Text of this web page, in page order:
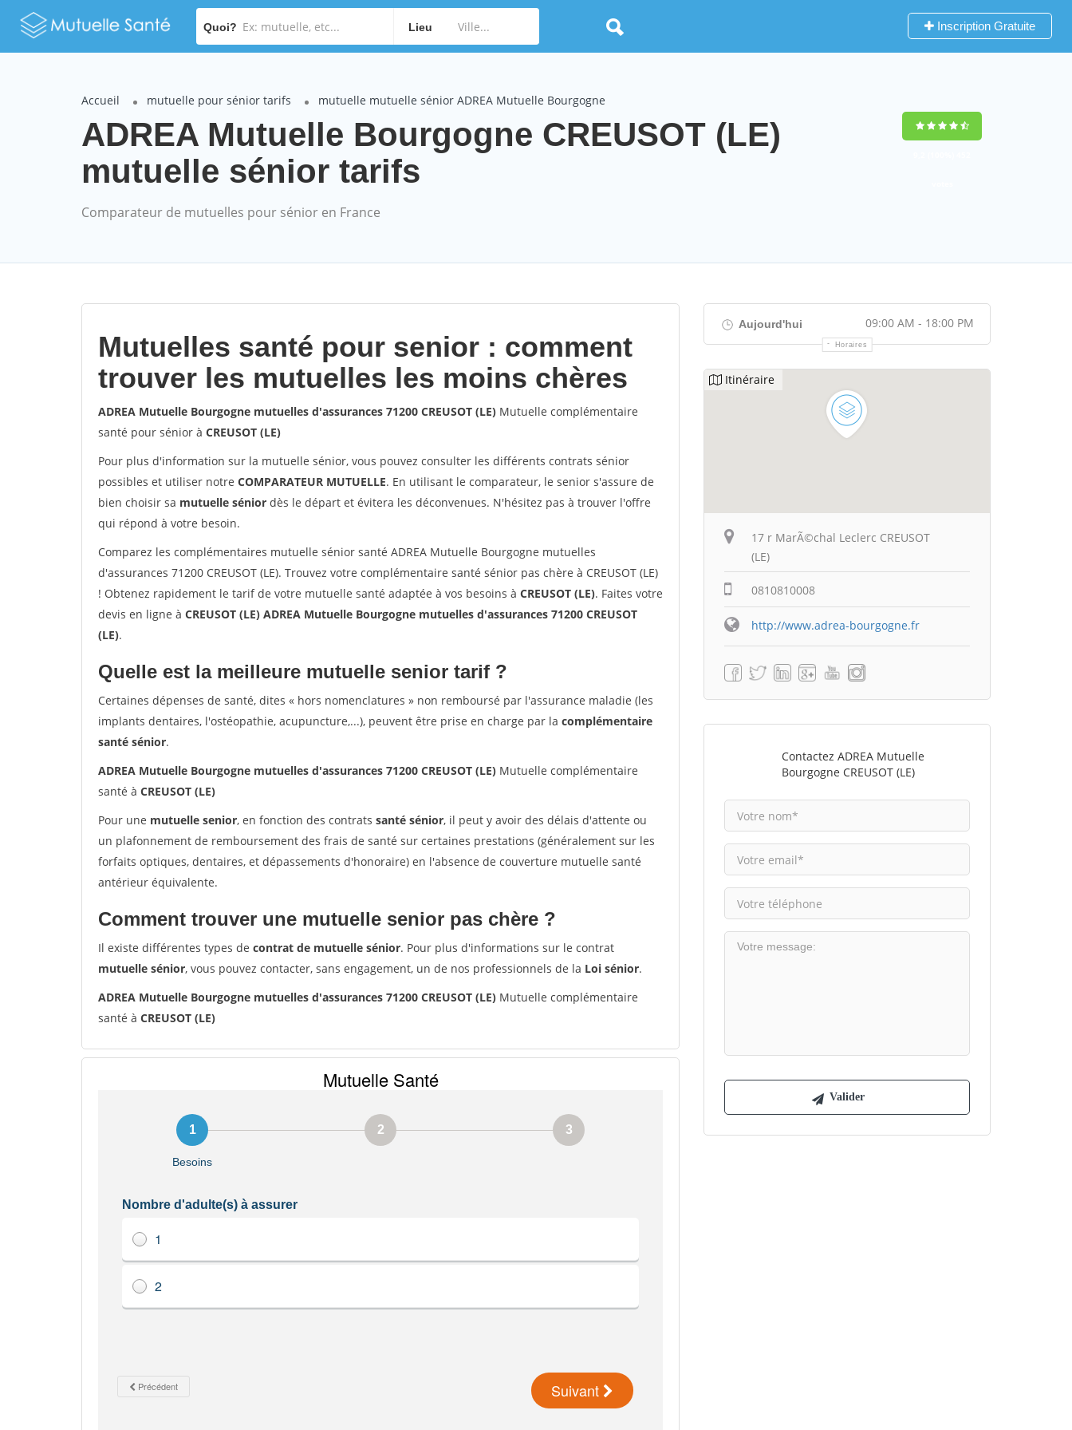
Quoi? Lieu Inscription Gratuite
Accueil mutuelle pour sénior tarifs mutuelle mutuelle sénior ADREA Mutuelle Bourgogne
ADREA Mutuelle Bourgogne CREUSOT (LE)
mutuelle sénior tarifs
Comparateur de mutuelles pour sénior en France
Mutuelles santé pour senior : comment
trouver les mutuelles les moins chères
ADREA Mutuelle Bourgogne mutuelles d'assurances 71200 CREUSOT (LE) Mutuelle complémentaire
santé pour sénior à CREUSOT (LE)
Pour plus d'information sur la mutuelle sénior, vous pouvez consulter les différents contrats sénior
possibles et utiliser notre COMPARATEUR MUTUELLE. En utilisant le comparateur, le senior s'assure de
bien choisir sa mutuelle sénior dès le départ et évitera les déconvenues. N'hésitez pas à trouver l'offre
qui répond à votre besoin.
Comparez les complémentaires mutuelle sénior santé ADREA Mutuelle Bourgogne mutuelles
d'assurances 71200 CREUSOT (LE). Trouvez votre complémentaire santé sénior pas chère à CREUSOT (LE)
! Obtenez rapidement le tarif de votre mutuelle santé adaptée à vos besoins à CREUSOT (LE). Faites votre
devis en ligne à CREUSOT (LE) ADREA Mutuelle Bourgogne mutuelles d'assurances 71200 CREUSOT
(LE).
Quelle est la meilleure mutuelle senior tarif ?
Certaines dépenses de santé, dites « hors nomenclatures » non remboursé par l'assurance maladie (les
implants dentaires, l'ostéopathie, acupuncture,...), peuvent être prise en charge par la complémentaire
santé sénior.
ADREA Mutuelle Bourgogne mutuelles d'assurances 71200 CREUSOT (LE) Mutuelle complémentaire
santé à CREUSOT (LE)
Pour une mutuelle senior, en fonction des contrats santé sénior, il peut y avoir des délais d'attente ou
un plafonnement de remboursement des frais de santé sur certaines prestations (généralement sur les
forfaits optiques, dentaires, et dépassements d'honoraire) en l'absence de couverture mutuelle santé
antérieur équivalente.
Comment trouver une mutuelle senior pas chère ?
Il existe différentes types de contrat de mutuelle sénior. Pour plus d'informations sur le contrat
mutuelle sénior, vous pouvez contacter, sans engagement, un de nos professionnels de la Loi sénior.
ADREA Mutuelle Bourgogne mutuelles d'assurances 71200 CREUSOT (LE) Mutuelle complémentaire
santé à CREUSOT (LE)
Aujourd'hui 09:00 AM - 18:00 PM
Horaires
Itinéraire
17 r MarÃ©chal Leclerc CREUSOT
(LE)
0810810008
http://www.adrea-bourgogne.fr
Contactez ADREA Mutuelle
Bourgogne CREUSOT (LE)